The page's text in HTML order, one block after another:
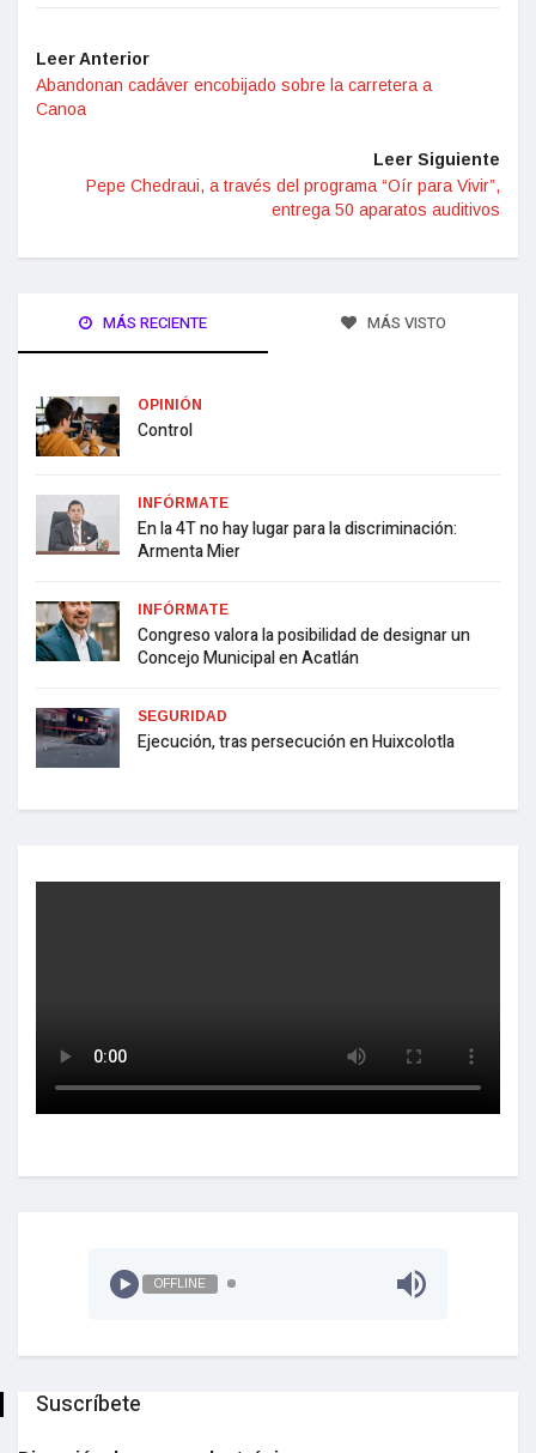
Leer Anterior
Abandonan cadáver encobijado sobre la carretera a
Canoa
Leer Siguiente
Pepe Chedraui, a través del programa “Oír para Vivir”,
entrega 50 aparatos auditivos
MÁS RECIENTE MÁS VISTO
OPINIÓN
Control
INFÓRMATE
En la 4T no hay lugar para la discriminación:
Armenta Mier
INFÓRMATE
Congreso valora la posibilidad de designar un
Concejo Municipal en Acatlán
SEGURIDAD
Ejecución, tras persecución en Huixcolotla
OFFLINE
Suscríbete